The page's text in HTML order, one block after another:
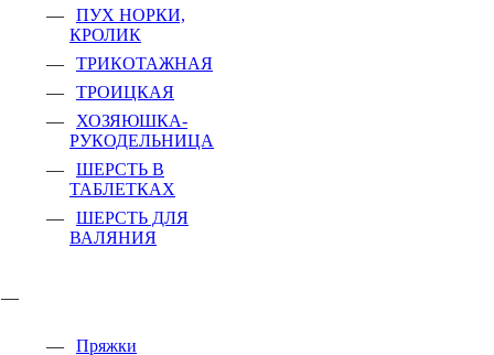
ПУХ НОРКИ,
КРОЛИК
ТРИКОТАЖНАЯ
ТРОИЦКАЯ
ХОЗЯЮШКА-
РУКОДЕЛЬНИЦА
ШЕРСТЬ В
ТАБЛЕТКАХ
ШЕРСТЬ ДЛЯ
ВАЛЯНИЯ
Пряжки